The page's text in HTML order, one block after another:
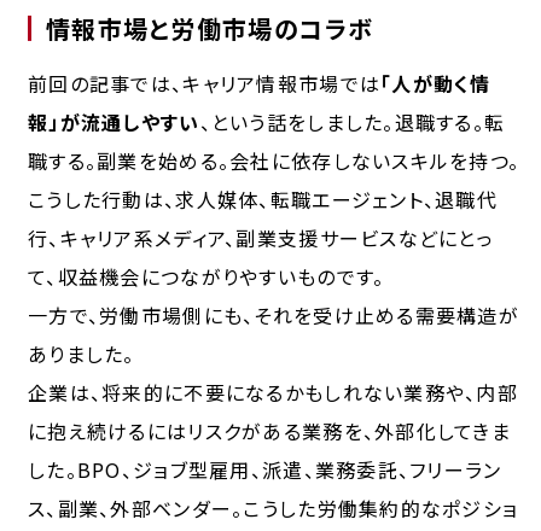
情報市場と労働市場のコラボ
前回の記事では、キャリア情報市場では「人が動く情
報」が流通しやすい、という話をしました。退職する。転
職する。副業を始める。会社に依存しないスキルを持つ。
こうした行動は、求人媒体、転職エージェント、退職代
行、キャリア系メディア、副業支援サービスなどにとっ
て、収益機会につながりやすいものです。
一方で、労働市場側にも、それを受け止める需要構造が
ありました。
企業は、将来的に不要になるかもしれない業務や、内部
に抱え続けるにはリスクがある業務を、外部化してきま
した。BPO、ジョブ型雇用、派遣、業務委託、フリーラン
ス、副業、外部ベンダー。こうした労働集約的なポジショ